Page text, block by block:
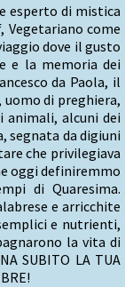
esperto di mistica
Vegetariano come
dove il gusto
e la memoria dei
da Paola, il
di preghiera,
alcuni dei
segnata da digiuni
che privilegiava
oggi definiremmo
di Quaresima.
e arricchite
e nutrienti,
la vita di
SUBITO LA TUA